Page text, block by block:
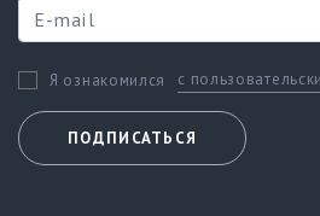
Я ознакомился с
ПОДПИСАТЬСЯ